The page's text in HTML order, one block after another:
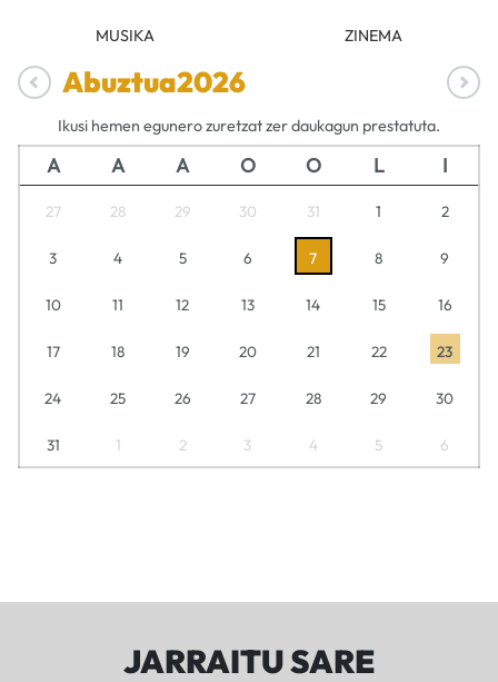
MUSIKA ZINEMA
Abuztua2026
Ikusi hemen egunero zuretzat zer daukagun prestatuta.
A A A O O L I
27 28 29 30 31 1 2
3 4 5 6 7 8 9
10 11 12 13 14 15 16
17 18 19 20 21 22 23
24 25 26 27 28 29 30
31 1 2 3 4 5 6
JARRAITU SARE